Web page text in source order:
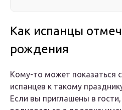
Как испанцы
рождения
Кому-то может показаться
испанцев к такому
Если вы приглашены в